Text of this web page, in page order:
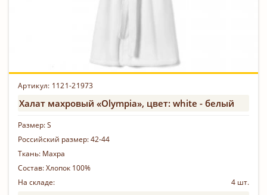
Артикул: 1121-21973
Халат махровый «Olympia», цвет: white - белый
Размер:S
Российский размер:42-44
Ткань: Махра
Состав:Хлопок 100%
На складе:
4 шт.